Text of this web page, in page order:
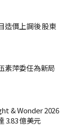
造價上調後 股東
素萍委任為新局
& Wonder 2026
3.83 億美元